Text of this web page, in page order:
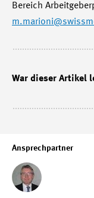
Ansprechpartner
Bereich
m.marioni
War dieser Artikel